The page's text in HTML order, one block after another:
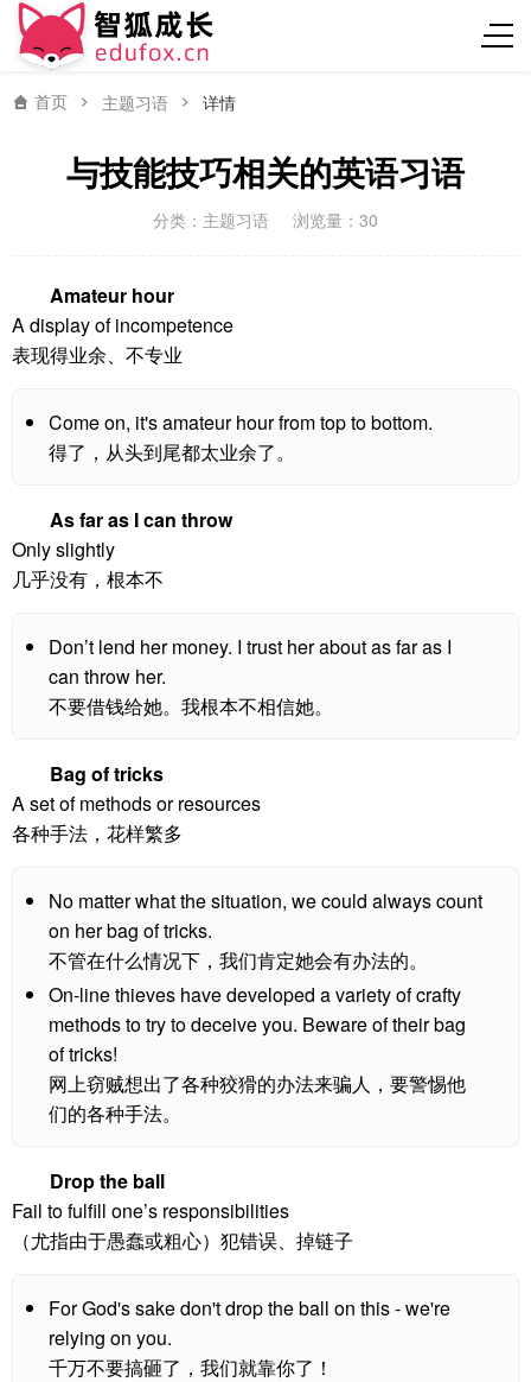
首页 主题习语 详情
与技能技巧相关的英语习语
分类： 主题习语 浏览量：30
Amateur hour
A display of incompetence
表现得业余、不专业
Come on, it's amateur hour from top to bottom.
得了，从头到尾都太业余了。
As far as I can throw
Only slightly
几乎没有，根本不
Don’t lend her money. I trust her about as far as I
can throw her.
不要借钱给她。我根本不相信她。
Bag of tricks
A set of methods or resources
各种手法，花样繁多
No matter what the situation, we could always count
on her bag of tricks.
不管在什么情况下，我们肯定她会有办法的。
On-line thieves have developed a variety of crafty
methods to try to deceive you. Beware of their bag
of tricks!
网上窃贼想出了各种狡猾的办法来骗人，要警惕他
们的各种手法。
Drop the ball
Fail to fulfill one’s responsibilities
（尤指由于愚蠢或粗心）犯错误、掉链子
For God's sake don't drop the ball on this - we're
relying on you.
千万不要搞砸了，我们就靠你了！